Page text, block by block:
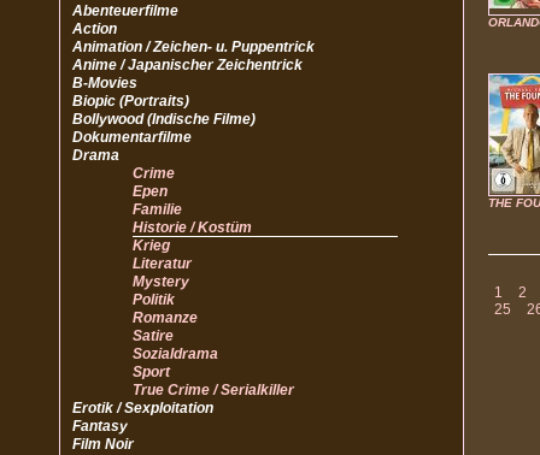
Abenteuerfilme
Action
Animation / Zeichen- u. Puppentrick
Anime / Japanischer Zeichentrick
B-Movies
Biopic (Portraits)
Bollywood (Indische Filme)
Dokumentarfilme
Drama
Crime
Epen
Familie
Historie / Kostüm
Krieg
Literatur
Mystery
Politik
Romanze
Satire
Sozialdrama
Sport
True Crime / Serialkiller
Erotik / Sexploitation
Fantasy
Film Noir
THE
1
2
25